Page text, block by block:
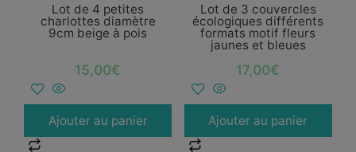
Lot de 4 petites
charlottes diamètre
9cm beige à pois
15,00€
Ajouter au panier
Lot de 3 couvercles
écologiques différents
formats motif fleurs
jaunes et bleues
17,00€
Ajouter au panier